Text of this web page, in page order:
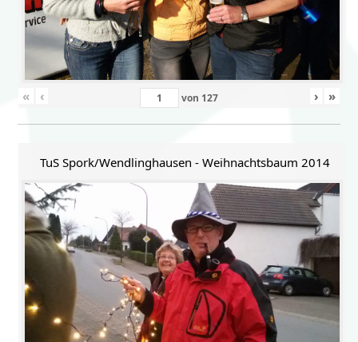
« ‹ von 127 › »
TuS Spork/Wendlinghausen - Weihnachtsbaum 2014